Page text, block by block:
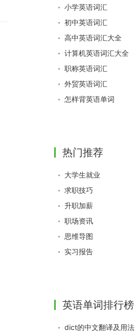
小学英语词汇
初中英语词汇
高中英语词汇大全
计算机英语词汇大全
职称英语词汇
外贸英语词汇
怎样背英语单词
热门推荐
大学生就业
求职技巧
升职加薪
职场资讯
思维导图
实习报告
英语单词排行榜
dict的中文翻译及用法